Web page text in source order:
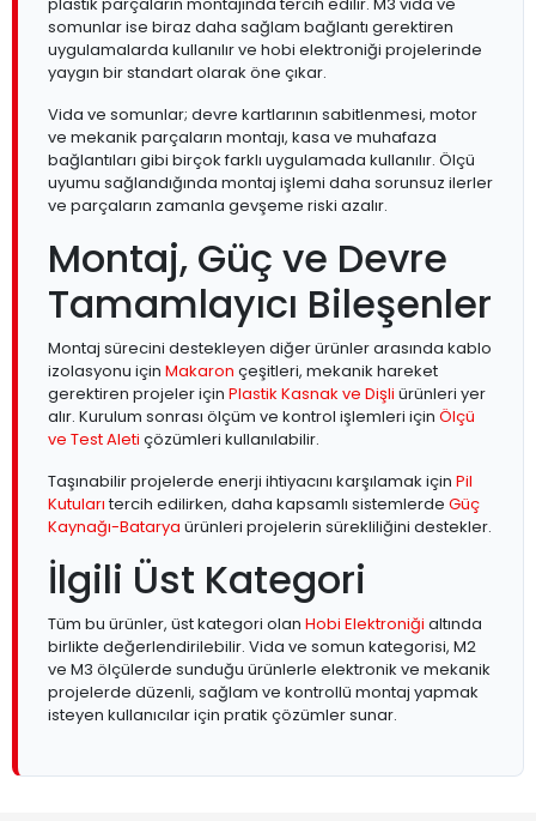
somunlar ise biraz daha sağlam bağlantı gerektiren
uygulamalarda kullanılır ve hobi elektroniği projelerinde
yaygın bir standart olarak öne çıkar.
Vida ve somunlar; devre kartlarının sabitlenmesi, motor
ve mekanik parçaların montajı, kasa ve muhafaza
bağlantıları gibi birçok farklı uygulamada kullanılır. Ölçü
uyumu sağlandığında montaj işlemi daha sorunsuz ilerler
ve parçaların zamanla gevşeme riski azalır.
Montaj, Güç ve Devre
Tamamlayıcı Bileşenler
Montaj sürecini destekleyen diğer ürünler arasında kablo
izolasyonu için Makaron çeşitleri, mekanik hareket
gerektiren projeler için Plastik Kasnak ve Dişli ürünleri yer
alır. Kurulum sonrası ölçüm ve kontrol işlemleri için Ölçü
ve Test Aleti çözümleri kullanılabilir.
Taşınabilir projelerde enerji ihtiyacını karşılamak için Pil
Kutularıtercih edilirken, daha kapsamlı sistemlerde Güç
Kaynağı-Batarya ürünleri projelerin sürekliliğini destekler.
İlgili Üst Kategori
Tüm bu ürünler, üst kategori olan Hobi Elektroniği altında
birlikte değerlendirilebilir. Vida ve somun kategorisi, M2
ve M3 ölçülerde sunduğu ürünlerle elektronik ve mekanik
projelerde düzenli, sağlam ve kontrollü montaj yapmak
isteyen kullanıcılar için pratik çözümler sunar.